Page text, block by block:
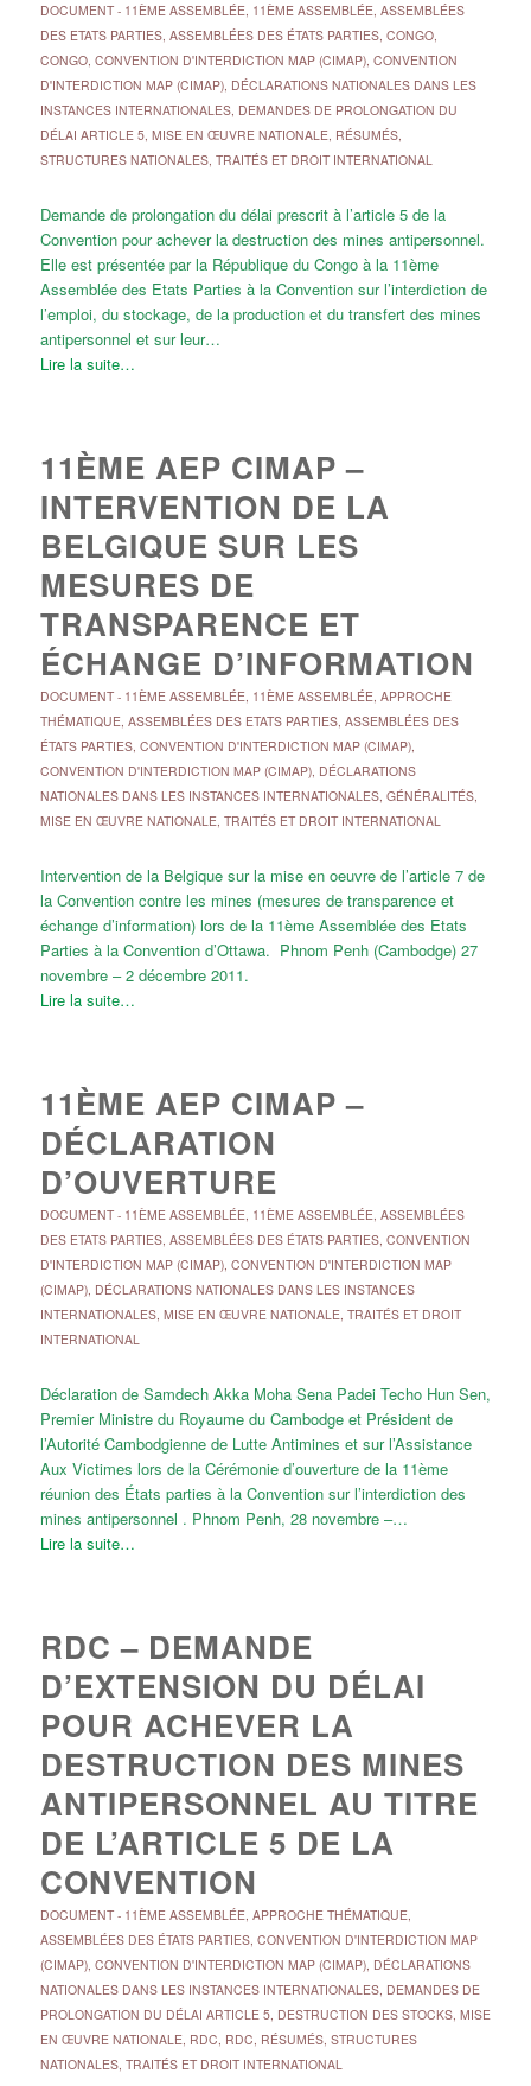
DOCUMENT- 11ÈME ASSEMBLÉE, 11ÈME ASSEMBLÉE, ASSEMBLÉES
DES ETATS PARTIES, ASSEMBLÉES DES ÉTATS PARTIES, CONGO,
CONGO, CONVENTION D'INTERDICTION MAP (CIMAP), CONVENTION
D'INTERDICTION MAP (CIMAP), DÉCLARATIONS NATIONALES DANS LES
INSTANCES INTERNATIONALES, DEMANDES DE PROLONGATION DU
DÉLAI ARTICLE 5, MISE EN ŒUVRE NATIONALE, RÉSUMÉS,
STRUCTURES NATIONALES, TRAITÉS ET DROIT INTERNATIONAL
Demande de prolongation du délai prescrit à l’article 5 de la
Convention pour achever la destruction des mines antipersonnel.
Elle est présentée par la République du Congo à la 11ème
Assemblée des Etats Parties à la Convention sur l’interdiction de
l’emploi, du stockage, de la production et du transfert des mines
antipersonnel et sur leur…
Lire la suite…
11ÈME AEP CIMAP –
INTERVENTION DE LA
BELGIQUE SUR LES
MESURES DE
TRANSPARENCE ET
ÉCHANGE D’INFORMATION
DOCUMENT- 11ÈME ASSEMBLÉE, 11ÈME ASSEMBLÉE, APPROCHE
THÉMATIQUE, ASSEMBLÉES DES ETATS PARTIES, ASSEMBLÉES DES
ÉTATS PARTIES, CONVENTION D'INTERDICTION MAP (CIMAP),
CONVENTION D'INTERDICTION MAP (CIMAP), DÉCLARATIONS
NATIONALES DANS LES INSTANCES INTERNATIONALES, GÉNÉRALITÉS,
MISE EN ŒUVRE NATIONALE, TRAITÉS ET DROIT INTERNATIONAL
Intervention de la Belgique sur la mise en oeuvre de l’article 7 de
la Convention contre les mines (mesures de transparence et
échange d’information) lors de la 11ème Assemblée des Etats
Parties à la Convention d’Ottawa. Phnom Penh (Cambodge) 27
novembre – 2 décembre 2011.
Lire la suite…
11ÈME AEP CIMAP –
DÉCLARATION
D’OUVERTURE
DOCUMENT- 11ÈME ASSEMBLÉE, 11ÈME ASSEMBLÉE, ASSEMBLÉES
DES ETATS PARTIES, ASSEMBLÉES DES ÉTATS PARTIES, CONVENTION
D'INTERDICTION MAP (CIMAP), CONVENTION D'INTERDICTION MAP
(CIMAP), DÉCLARATIONS NATIONALES DANS LES INSTANCES
INTERNATIONALES, MISE EN ŒUVRE NATIONALE, TRAITÉS ET DROIT
INTERNATIONAL
Déclaration de Samdech Akka Moha Sena Padei Techo Hun Sen,
Premier Ministre du Royaume du Cambodge et Président de
l’Autorité Cambodgienne de Lutte Antimines et sur l’Assistance
Aux Victimes lors de la Cérémonie d’ouverture de la 11ème
réunion des États parties à la Convention sur l’interdiction des
mines antipersonnel . Phnom Penh, 28 novembre –…
Lire la suite…
RDC – DEMANDE
D’EXTENSION DU DÉLAI
POUR ACHEVER LA
DESTRUCTION DES MINES
ANTIPERSONNEL AU TITRE
DE L’ARTICLE 5 DE LA
CONVENTION
DOCUMENT- 11ÈME ASSEMBLÉE, APPROCHE THÉMATIQUE,
ASSEMBLÉES DES ÉTATS PARTIES, CONVENTION D'INTERDICTION MAP
(CIMAP), CONVENTION D'INTERDICTION MAP (CIMAP), DÉCLARATIONS
NATIONALES DANS LES INSTANCES INTERNATIONALES, DEMANDES DE
PROLONGATION DU DÉLAI ARTICLE 5, DESTRUCTION DES STOCKS, MISE
EN ŒUVRE NATIONALE, RDC, RDC, RÉSUMÉS, STRUCTURES
NATIONALES, TRAITÉS ET DROIT INTERNATIONAL